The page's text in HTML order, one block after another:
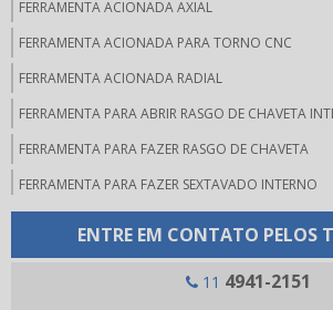
FERRAMENTA ACIONADA AXIAL
FERRAMENTA ACIONADA PARA TORNO CNC
FERRAMENTA ACIONADA RADIAL
FERRAMENTA PARA ABRIR RASGO DE CHAVETA
FERRAMENTA PARA FAZER RASGO DE CHAVETA
FERRAMENTA PARA FAZER SEXTAVADO INTERNO
FERRAMENTAS PARA RASGO DE CHAVETA
ENTRE EM CONTATO PELOS
11 4941-2151